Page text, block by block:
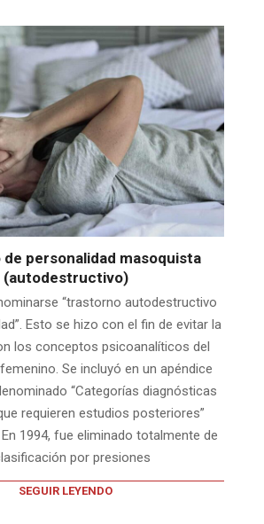
personalidad masoquista
(autodestructivo)
“trastorno autodestructivo
Esto se hizo con el fin de evitar la
los conceptos psicoanalíticos del
Se incluyó en un apéndice
“Categorías diagnósticas
requieren estudios posteriores”
1994, fue eliminado totalmente de
por presiones
SEGUIR LEYENDO